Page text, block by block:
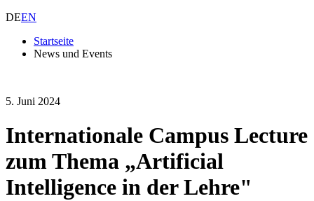
DEEN
Startseite
News und Events
5. Juni 2024
Internationale Campus Lecture
zum Thema „Artificial
Intelligence in der Lehre"